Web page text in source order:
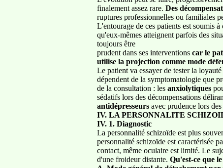
finalement assez rare. Des
ruptures professionnelles ou familiales
L'entourage de ces patients est soumis
qu'eux-mêmes atteignent parfois des
toujours être
prudent dans ses interventions car le
utilise la projection comme mode
Le patient va essayer de tester la
dépendent de la symptomatologie que
de la consultation : les anxiolytiques
sédatifs lors des décompensations
antidépresseurs avec prudence lors
IV. LA PERSONNALITE
IV. 1. Diagnostic
La personnalité schizoïde est plus
personnalité schizoïde est caractérisée
contact, même oculaire est limité. Le
d'une froideur distante. Qu'est-ce que